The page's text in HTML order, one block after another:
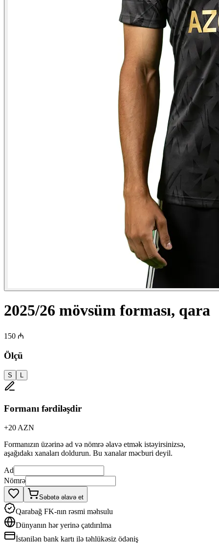
2025/26 mövsüm forması, qara
150 ₼
Ölçü
S L
Formanı fərdiləşdir
+20 AZN
Formanızın üzərinə ad və nömrə əlavə etmək istəyirsinizsə,
aşağıdakı xanaları doldurun. Bu xanalar məcburi deyil.
Ad
Nömrə
Səbətə əlavə et
Qarabağ FK-nın rəsmi məhsulu
Dünyanın hər yerinə çatdırılma
İstənilən bank kartı ilə təhlükəsiz ödəniş